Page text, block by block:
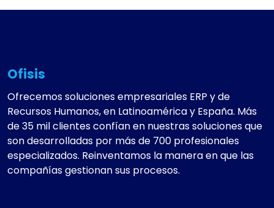
Ofisis
Ofrecemos soluciones empresariales ERP y de
Recursos Humanos, en Latinoamérica y España. Más
de 35 mil clientes confían en nuestras soluciones que
son desarrolladas por más de 700 profesionales
especializados. Reinventamos la manera en que las
compañías gestionan sus procesos.